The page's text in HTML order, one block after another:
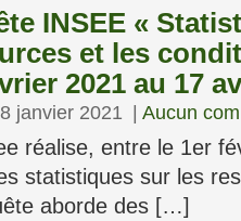
INSEE «
et les
2021 au 17
janvier 2021 Aucun
réalise, entre le 1er
statistiques sur les
aborde des […]